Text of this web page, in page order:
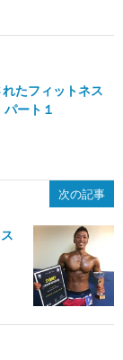
れたフィットネス
ート１
次の記事